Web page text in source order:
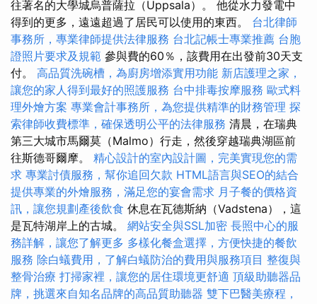
往著名的大學城烏普薩拉（Uppsala）。 他從水力發電中
得到的更多，遠遠超過了居民可以使用的東西。 台北律師
事務所，專業律師提供法律服務 台北記帳士專業推薦 台胞
證照片要求及規範 參與費的60％，該費用在出發前30天支
付。 高品質洗碗槽，為廚房增添實用功能 新店護理之家，
讓您的家人得到最好的照護服務 台中排毒按摩服務 歐式料
理外燴方案 專業會計事務所，為您提供精準的財務管理 探
索律師收費標準，確保透明公平的法律服務 清晨，在瑞典
第三大城市馬爾莫（Malmo）行走，然後穿越瑞典湖區前
往斯德哥爾摩。 精心設計的室內設計圖，完美實現您的需
求 專業討債服務，幫你追回欠款 HTML語言與SEO的結合
提供專業的外燴服務，滿足您的宴會需求 月子餐的價格資
訊，讓您規劃產後飲食 休息在瓦德斯納（Vadstena），這
是瓦特湖岸上的古城。 網站安全與SSL加密 長照中心的服
務詳解，讓您了解更多 多樣化餐盒選擇，方便快捷的餐飲
服務 除白蟻費用，了解白蟻防治的費用與服務項目 整復與
整骨治療 打掃家裡，讓您的居住環境更舒適 頂級助聽器品
牌，挑選來自知名品牌的高品質助聽器 雙下巴醫美療程，